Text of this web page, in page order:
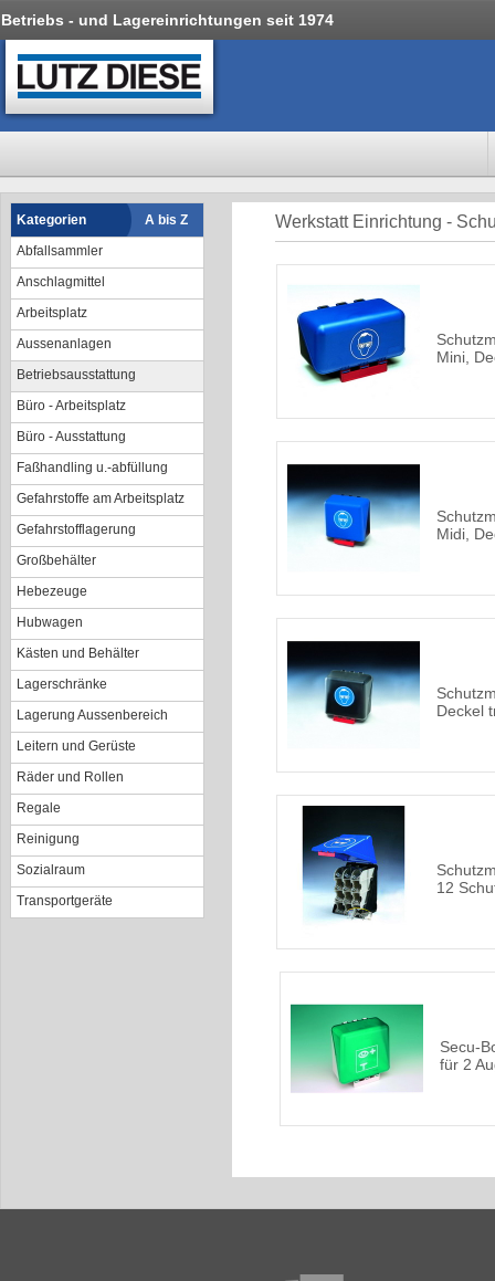
Betriebs - und Lagereinrichtungen seit 1974
Kategorien
A bis Z
Abfallsammler
Anschlagmittel
Arbeitsplatz
Aussenanlagen
Betriebsausstattung
Büro - Arbeitsplatz
Büro - Ausstattung
Faßhandling u.-abfüllung
Gefahrstoffe am Arbeitsplatz
Gefahrstofflagerung
Großbehälter
Hebezeuge
Hubwagen
Kästen und Behälter
Lagerschränke
Lagerung Aussenbereich
Leitern und Gerüste
Räder und Rollen
Regale
Reinigung
Sozialraum
Transportgeräte
Werkstatt Einrichtung -
Mini,
Midi,
Deckel
12
Secu-
für 2